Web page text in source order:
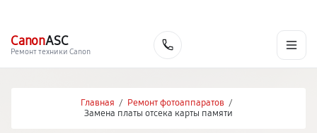
CanonASC
Ремонт техники Canon
Главная / Ремонт фотоаппаратов /
Замена платы отсека карты памяти